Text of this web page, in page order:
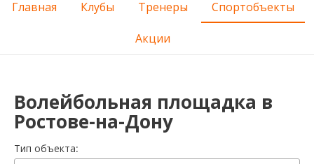
Главная Клубы Тренеры Спортобъекты
Акции
Волейбольная площадка в
Ростове-на-Дону
Тип объекта: